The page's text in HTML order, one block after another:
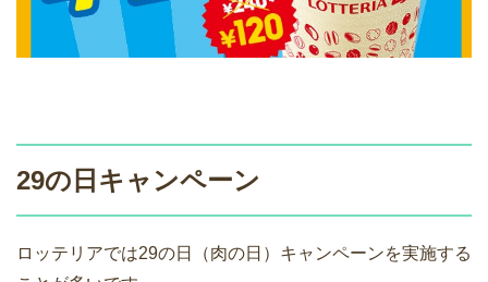
29の日キャンペーン
ロッテリアでは29の日（肉の日）キャンペーンを実施する